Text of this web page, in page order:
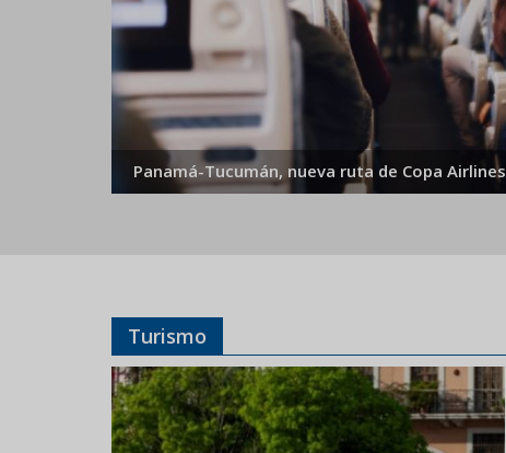
Panamá-Tucumán, nueva ruta de Copa Airlines
Turismo